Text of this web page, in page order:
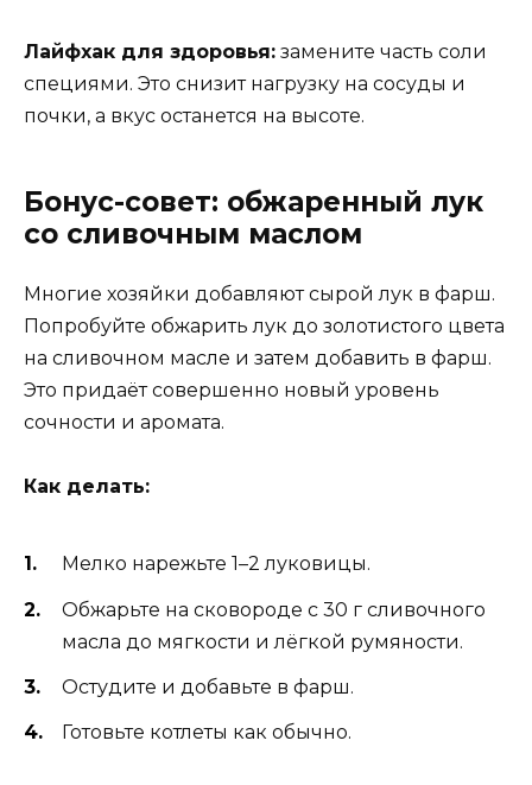
Лайфхак для здоровья: замените часть соли
специями. Это снизит нагрузку на сосуды и
почки, а вкус останется на высоте.
Бонус-совет: обжаренный лук
со сливочным маслом
Многие хозяйки добавляют сырой лук в фарш.
Попробуйте обжарить лук до золотистого цвета
на сливочном масле и затем добавить в фарш.
Это придаёт совершенно новый уровень
сочности и аромата.
Как делать:
Мелко нарежьте 1–2 луковицы.
Обжарьте на сковороде с 30 г сливочного
масла до мягкости и лёгкой румяности.
Остудите и добавьте в фарш.
Готовьте котлеты как обычно.